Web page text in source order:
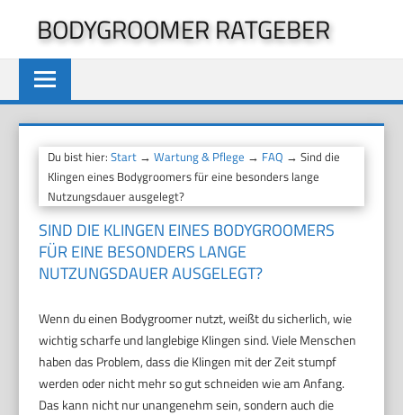
springen
BODYGROOMER RATGEBER
Du bist hier:Start →Wartung & Pflege → FAQ → Sind die
Klingen eines Bodygroomers für eine besonders lange
Nutzungsdauer ausgelegt?
SIND DIE KLINGEN EINES BODYGROOMERS
FÜR EINE BESONDERS LANGE
NUTZUNGSDAUER AUSGELEGT?
Wenn du einen Bodygroomer nutzt, weißt du sicherlich, wie
wichtig scharfe und langlebige Klingen sind. Viele Menschen
haben das Problem, dass die Klingen mit der Zeit stumpf
werden oder nicht mehr so gut schneiden wie am Anfang.
Das kann nicht nur unangenehm sein, sondern auch die